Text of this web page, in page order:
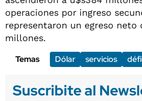
operaciones por ingreso
representaron un egreso neto
millones.
Temas
Dólar servicios
Suscribite al